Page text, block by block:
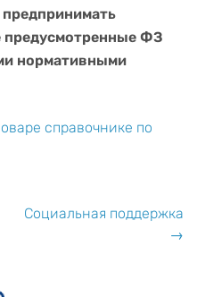
предпринимать
предусмотренные ФЗ
нормативными
справочнике по
Социальная поддержка
→